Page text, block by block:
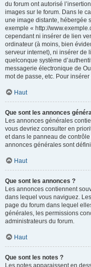
du forum ont autorisé
images sur le forum. Dans le
une image distante, hébergée
exemple « http://
cependant ni insérer de lien
ordinateur (à moins, bien
serveur internet), ni insérer de
quelconque système
messagerie électronique de
mot de passe, etc. Pour
Haut
Que sont les annonces
Les annonces générales
vous devriez consulter en
et dans le panneau de
annonces générales sont
Haut
Que sont les annonces ?
Les annonces contiennent
dans lequel vous naviguez.
page du forum dans lequel
générales, les permissions
administrateurs du forum.
Haut
Que sont les notes ?
Les notes apparaissent en